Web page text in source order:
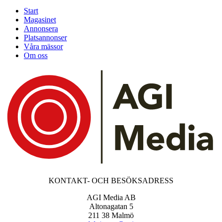
Start
Magasinet
Annonsera
Platsannonser
Våra mässor
Om oss
KONTAKT- OCH BESÖKSADRESS
AGI Media AB
Altonagatan 5
211 38 Malmö